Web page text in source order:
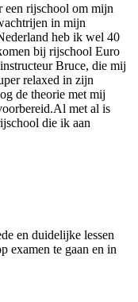
een rijschool om mijn
in mijn
heb ik wel 40
bij rijschool Euro
Bruce, die mij
relaxed in zijn
de theorie met mij
met al is
die ik aan
en duidelijke lessen
examen te gaan en in